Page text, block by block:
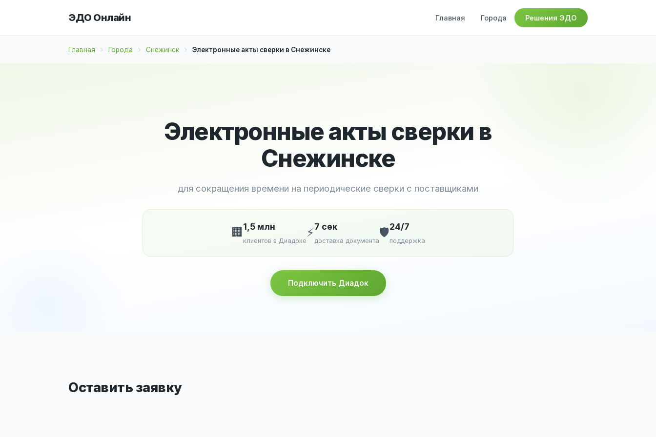
ЭДО Онлайн Главная Города Решения ЭДО
Главная Города Снежинск Электронные акты сверки в Снежинске
Электронные акты сверки в
Снежинске
для сокращения времени на периодические сверки с поставщиками
🏢 1,5 млн
клиентов в Диадоке
⚡7 сек
доставка документа
🛡️24/7
поддержка
Подключить Диадок
Оставить заявку